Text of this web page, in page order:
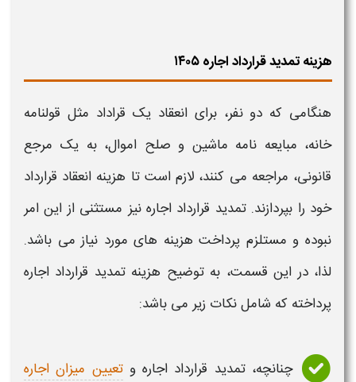
هزینه تمدید قرارداد اجاره ۱۴۰۵
هنگامی که دو نفر، برای انعقاد یک قراداد مثل قولنامه
خانه، مبایعه نامه ماشین و صلح اموال، به یک مرجع
قانونی، مراجعه می کنند، لازم است تا هزینه انعقاد قرارداد
خود را بپردازند.تمدید قرارداد اجاره نیز مستثنی از این امر
نبوده و مستلزم پرداخت هزینه های مورد نیاز می باشد.
لذا، در این قسمت، به توضیح هزینه تمدید قرارداد اجاره
پرداخته که شامل نکات زیر می باشد:
چنانچه، تمدید قرارداد اجارهوتعیین میزان اجاره